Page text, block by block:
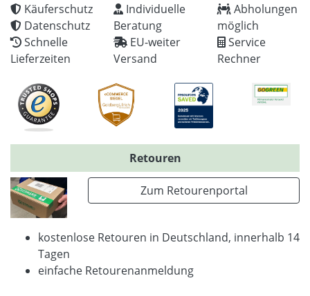
Käuferschutz
Datenschutz
Schnelle
Lieferzeiten
Individuelle
Beratung
EU-weiter
Versand
Abholungen
möglich
Service
Rechner
Retouren
Zum Retourenportal
kostenlose Retouren in Deutschland, innerhalb 14
Tagen
einfache Retourenanmeldung